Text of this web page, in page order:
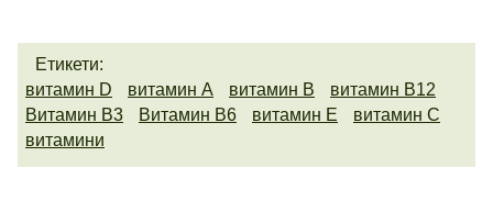
Етикети:
витамин D
витамин А витамин В
витамин В12
Витамин В3
Витамин В6 витамин Е
витамин С
витамини